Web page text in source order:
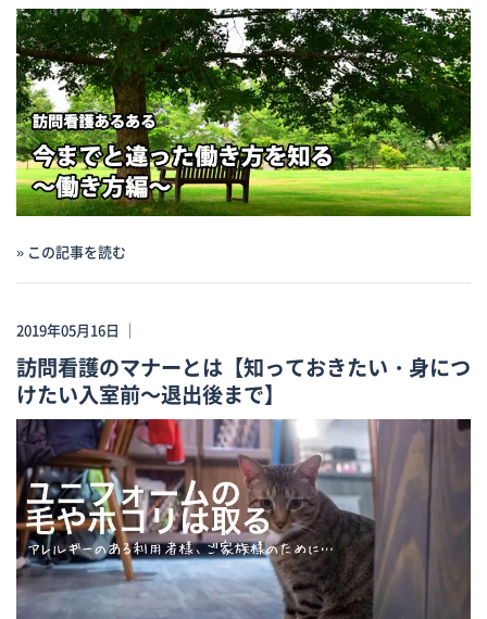
» この記事を読む
2019年05月16日 ｜
訪問看護のマナーとは【知っておきたい・身につ
けたい入室前～退出後まで】